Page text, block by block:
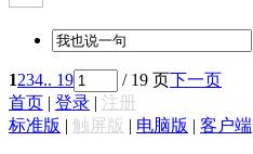
1234.. 19 / 19 页下一页
首页 | 登录 | 注册
标准版 | 触屏版 | 电脑版 | 客户端